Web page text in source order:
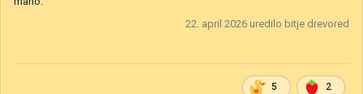
22. april 2026 uredilo bitje drevored
5 2